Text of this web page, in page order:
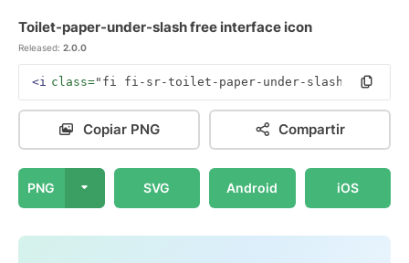
Toilet-paper-under-slash free interface icon
Released: 2.0.0
<i class="fi fi-sr-toilet-paper-under-slash" ></i>
Copiar PNG Compartir
PNG SVG Android iOS